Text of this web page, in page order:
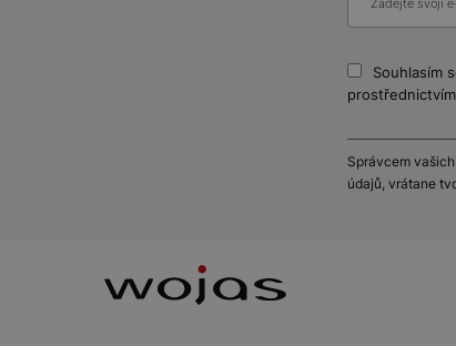
Souhlasím
Správcem
údajů, vrátane